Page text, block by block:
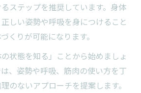
ステップを推奨しています。身体
しい姿勢や呼吸を身につけること
くりが可能になります。
状態を知る」ことから始めましょ
、姿勢や呼吸、筋肉の使い方を丁
のないアプローチを提案します。